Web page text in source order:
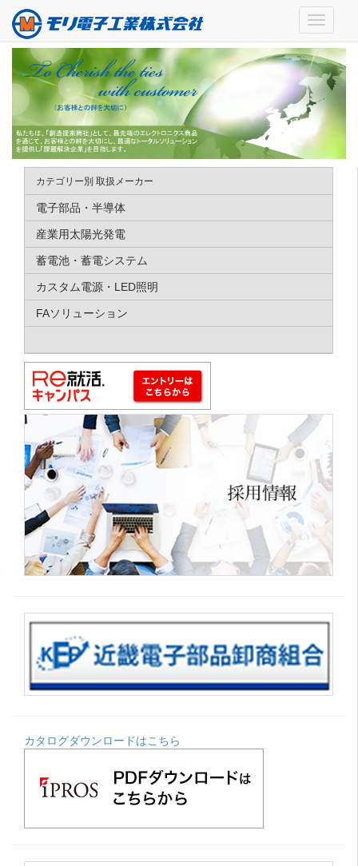
カテゴリー別 取扱メーカー
電子部品・半導体
産業用太陽光発電
蓄電池・蓄電システム
カスタム電源・LED照明
FAソリューション
カタログダウンロードはこちら